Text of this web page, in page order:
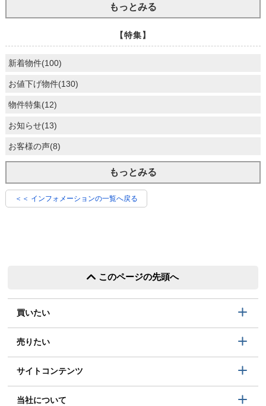
もっとみる
【特集】
新着物件(100)
お値下げ物件(130)
物件特集(12)
お知らせ(13)
お客様の声(8)
もっとみる
＜＜ インフォメーションの一覧へ戻る
このページの先頭へ
買いたい
売りたい
サイトコンテンツ
当社について